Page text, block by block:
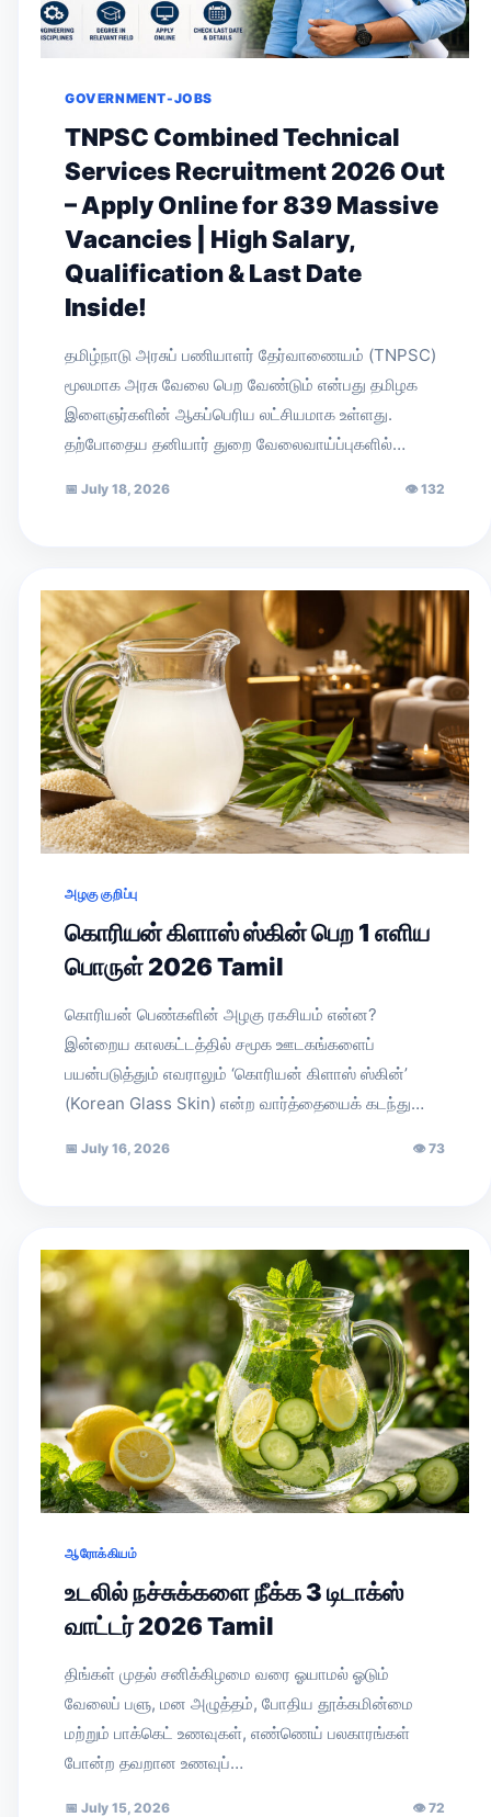
GOVERNMENT-JOBS
TNPSC Combined Technical
Services Recruitment 2026 Out
– Apply Online for 839 Massive
Vacancies | High Salary,
Qualification & Last Date
Inside!
தமிழ்நாடு அரசுப் பணியாளர் தேர்வாணையம் (TNPSC)
மூலமாக அரசு வேலை பெற வேண்டும் என்பது தமிழக
இளைஞர்களின் ஆகப்பெரிய லட்சியமாக உள்ளது.
தற்போதைய தனியார் துறை வேலைவாய்ப்புகளில்…
📅 July 18, 2026 👁132
அழகு குறிப்பு
கொரியன் கிளாஸ் ஸ்கின் பெற 1 எளிய
பொருள் 2026 Tamil
கொரியன் பெண்களின் அழகு ரகசியம் என்ன?
இன்றைய காலகட்டத்தில் சமூக ஊடகங்களைப்
பயன்படுத்தும் எவராலும் ‘கொரியன் கிளாஸ் ஸ்கின்’
(Korean Glass Skin) என்ற வார்த்தையைக் கடந்து…
📅 July 16, 2026 👁73
ஆரோக்கியம்
உடலில் நச்சுக்களை நீக்க 3 டிடாக்ஸ்
வாட்டர் 2026 Tamil
திங்கள் முதல் சனிக்கிழமை வரை ஓயாமல் ஓடும்
வேலைப் பளு, மன அழுத்தம், போதிய தூக்கமின்மை
மற்றும் பாக்கெட் உணவுகள், எண்ணெய் பலகாரங்கள்
போன்ற தவறான உணவுப்…
📅 July 15, 2026 👁72